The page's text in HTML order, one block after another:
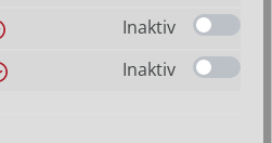
Inaktiv
Inaktiv